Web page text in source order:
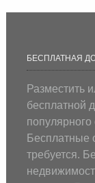
БЕСПЛАТНАЯ
Разместить
бесплатной
популярного
Бесплатные
требуется.